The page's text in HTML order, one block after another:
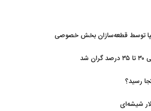
توسط قطعه‌سازان بخش خصوصی
شیشه‌ای